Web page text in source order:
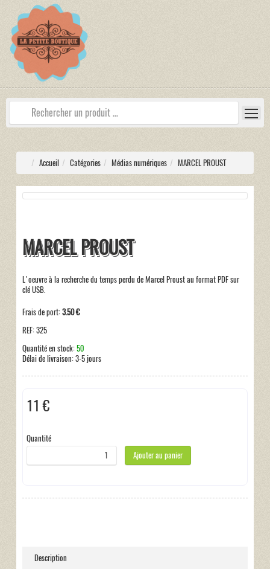
Accueil Catégories Médias numériques MARCEL PROUST
MARCEL PROUST
L'oeuvre à la recherche du temps perdu de Marcel Proust au format PDF sur
clé USB.
Frais de port:3.50 €
REF:325
Quantité en stock:50
Délai de livraison:3-5 jours
11 €
Quantité
Ajouter au panier
Description